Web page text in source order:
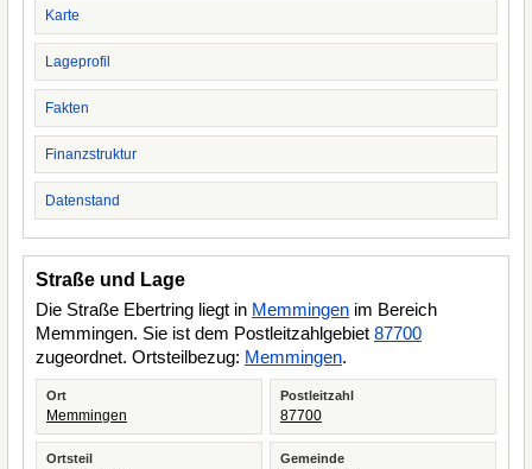
Karte
Lageprofil
Fakten
Finanzstruktur
Datenstand
Straße und Lage
Die Straße Ebertring liegt in Memmingen im Bereich
Memmingen. Sie ist dem Postleitzahlgebiet 87700
zugeordnet. Ortsteilbezug: Memmingen.
Ort
Memmingen
Postleitzahl
87700
Ortsteil Gemeinde